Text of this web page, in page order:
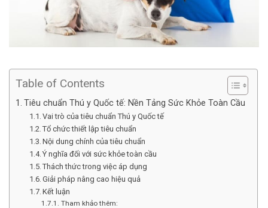
Table of Contents
Tiêu chuẩn Thú y Quốc tế: Nền Tảng Sức Khỏe Toàn Cầu
Vai trò của tiêu chuẩn Thú y Quốc tế
Tổ chức thiết lập tiêu chuẩn
Nội dung chính của tiêu chuẩn
Ý nghĩa đối với sức khỏe toàn cầu
Thách thức trong việc áp dụng
Giải pháp nâng cao hiệu quả
Kết luận
Tham khảo thêm: